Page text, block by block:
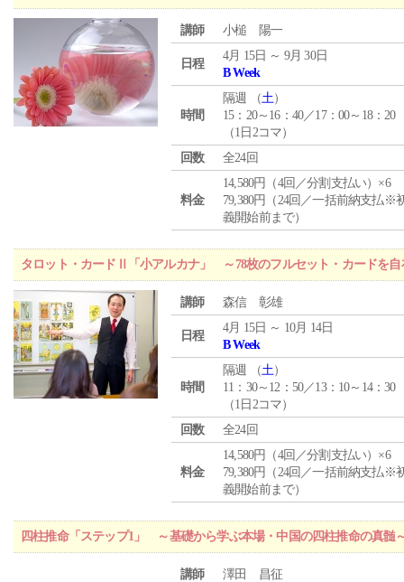
講師 小槌 陽一
日程
4月 15日 ～ 9月 30日
B Week
時間
隔週 （土）
15：20～16：40／17：00～18：20
（1日2コマ）
回数
全24回
料金
14,580円（4回／分割支払い）×6
79,380円（24回／一括前納支払※
義開始前まで）
タロット・カードⅡ「小アルカナ」 ～78枚のフルセット・カードを自
講師 森信 彰雄
日程
4月 15日 ～ 10月 14日
B Week
時間
隔週 （土）
11：30～12：50／13：10～14：30
（1日2コマ）
回数
全24回
料金
14,580円（4回／分割支払い）×6
79,380円（24回／一括前納支払※
義開始前まで）
四柱推命「ステップ1」 ～基礎から学ぶ本場・中国の四柱推命の真髄
講師 澤田 昌征